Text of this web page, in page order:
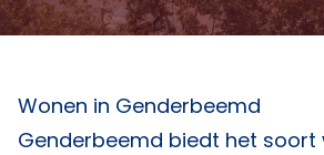
Wonen in Genderbeemd
Genderbeemd biedt het